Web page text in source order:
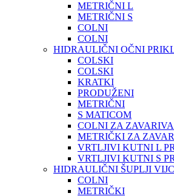
METRIČNI L
METRIČNI S
COLNI
COLNI
HIDRAULIČNI OČNI
COLSKI
COLSKI
KRATKI
PRODUŽENI
METRIČNI
S MATICOM
COLNI ZA
METRIČKI ZA
VRTLJIVI KUTNI L
VRTLJIVI KUTNI S
HIDRAULIČNI ŠUPLJI
COLNI
METRIČKI